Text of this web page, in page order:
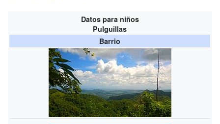
Datos para niños
Pulguillas
Barrio